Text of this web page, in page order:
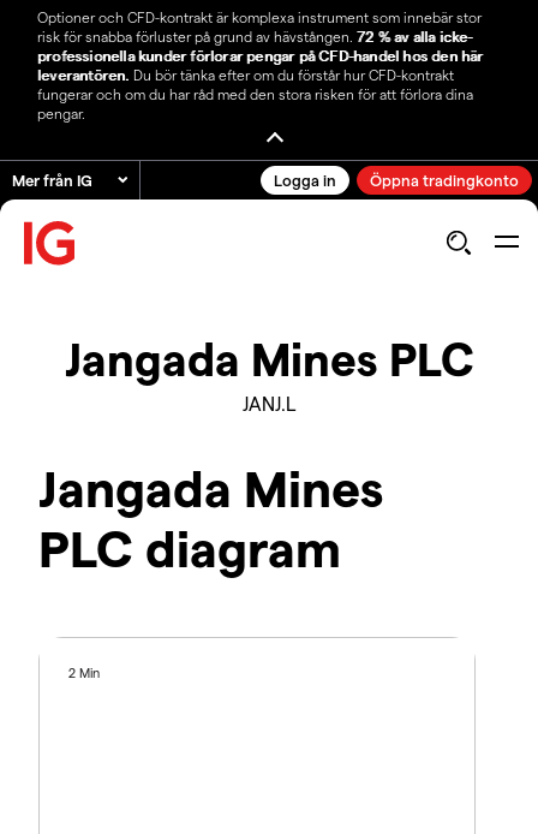
Optioner och CFD-kontrakt är komplexa instrument som innebär stor
risk för snabba förluster på grund av hävstången. 72 % av alla icke-
professionella kunder förlorar pengar på CFD-handel hos den här
leverantören. Du bör tänka efter om du förstår hur CFD-kontrakt
fungerar och om du har råd med den stora risken för att förlora dina
pengar.
Mer från IG Logga in Öppna tradingkonto
Jangada Mines PLC
JANJ.L
Jangada Mines
PLC diagram
2 Min